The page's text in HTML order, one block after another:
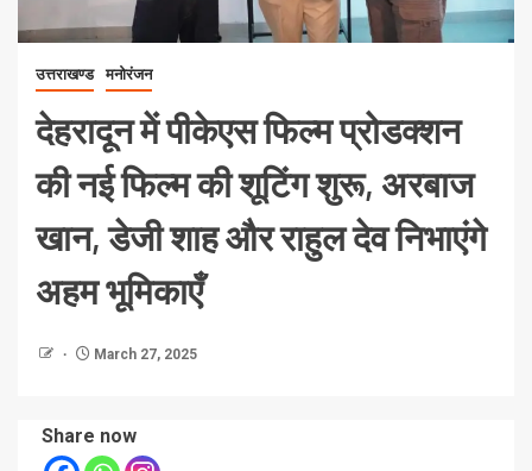
उत्तराखण्ड मनोरंजन
देहरादून में पीकेएस फिल्म प्रोडक्शन
की नई फिल्म की शूटिंग शुरू, अरबाज
खान, डेजी शाह और राहुल देव निभाएंगे
अहम भूमिकाएँ
March 27, 2025
Share now